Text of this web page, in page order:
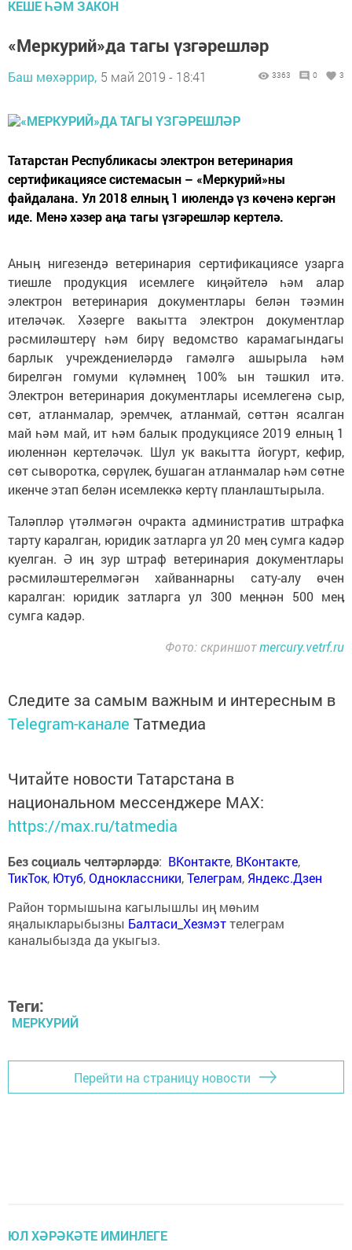
КЕШЕ ҺӘМ ЗАКОН
«Меркурий»да тагы үзгәрешләр
Баш мөхәррир, 5 май 2019 - 18:41 3363 0 3
Татарстан Республикасы электрон ветеринария
сертификациясе системасын – «Меркурий»ны
файдалана. Ул 2018 елның 1 июлендә үз көченә кергән
иде. Менә хәзер аӊа тагы үзгәрешләр кертелә.
Аныӊ нигезендә ветеринария сертификациясе узарга
тиешле продукция исемлеге киңәйтелә һәм алар
электрон ветеринария документлары белән тәэмин
ителәчәк. Хәзерге вакытта электрон документлар
рәсмиләштерү һәм бирү ведомство карамагындагы
барлык учреждениеләрдә гамәлгә ашырыла һәм
бирелгән гомуми күләмнең 100% ын тәшкил итә.
Электрон ветеринария документлары исемлегенә сыр,
сөт, атланмалар, эремчек, атланмай, сөттән ясалган
май һәм май, ит һәм балык продукциясе 2019 елның 1
июленнән кертеләчәк. Шул ук вакытта йогурт, кефир,
сөт сыворотка, сөрүлек, бушаган атланмалар һәм сөтне
икенче этап белән исемлеккә кертү планлаштырыла.
Таләпләр үтәлмәгән очракта административ штрафка
тарту каралган, юридик затларга ул 20 меӊ сумга кадәр
куелган. Ә иӊ зур штраф ветеринария документлары
рәсмиләштерелмәгән хайваннарны сату-алу өчен
каралган: юридик затларга ул 300 меӊнән 500 меӊ
сумга кадәр.
Фото: скриншотmercury.vetrf.ru
Следите за самым важным и интересным в
Telegram-канале Татмедиа
Читайте новости Татарстана в
национальном мессенджере MАХ:
https://max.ru/tatmedia
Без социаль челтәрләрдә: ВКонтакте, ВКонтакте,
ТикТок, Ютуб,Одноклассники,Телеграм, Яндекс.Дзен
Район тормышына кагылышлы иң мөһим
яңалыкларыбызны Балтаси_Хезмэттелеграм
каналыбызда да укыгыз.
Теги:
МЕРКУРИЙ
Перейти на страницу новости
ЮЛ ХӘРӘКӘТЕ ИМИНЛЕГЕ